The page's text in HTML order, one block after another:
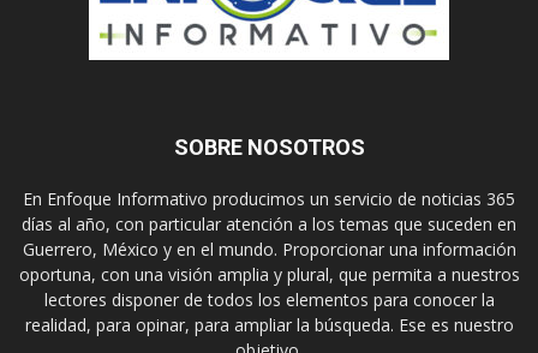
SOBRE NOSOTROS
En Enfoque Informativo producimos un servicio de noticias 365
días al año, con particular atención a los temas que suceden en
Guerrero, México y en el mundo. Proporcionar una información
oportuna, con una visión amplia y plural, que permita a nuestros
lectores disponer de todos los elementos para conocer la
realidad, para opinar, para ampliar la búsqueda. Ese es nuestro